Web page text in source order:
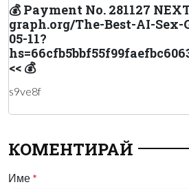
💰 Payment No. 281127
graph.org/The-Best-AI-
05-11?
<< 💰
s9ve8f
КОМЕНТИРАЙ
Име *